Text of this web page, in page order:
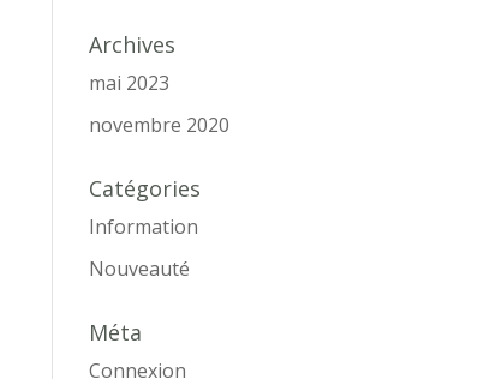
Archives
mai 2023
novembre 2020
Catégories
Information
Nouveauté
Méta
Connexion